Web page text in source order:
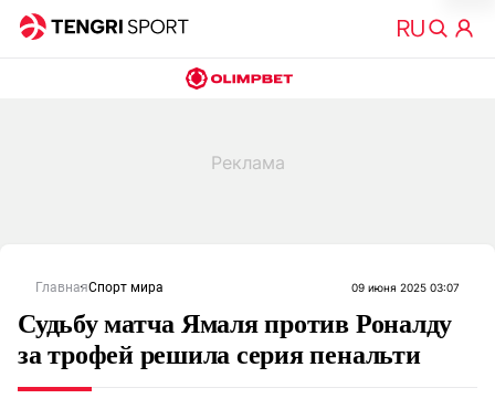
ГлавнаяСпорт мира 09 июня 2025 03:07
Судьбу матча Ямаля против Роналду
за трофей решила серия пенальти